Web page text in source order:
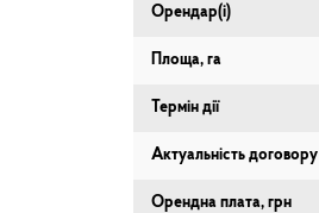
Орендар(і)
Площа, га
Термін дії
Актуальність договору
Орендна плата, грн